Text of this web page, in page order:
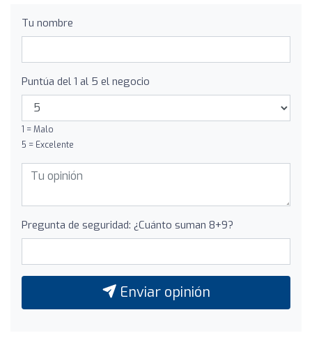
Tu nombre
Puntúa del 1 al 5 el negocio
1 = Malo
5 = Excelente
Pregunta de seguridad: ¿Cuánto suman 8+9?
Enviar opinión